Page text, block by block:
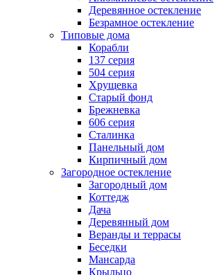
Деревянное остекление
Безрамное остекление
Типовые дома
Корабли
137 серия
504 серия
Хрущевка
Старый фонд
Брежневка
606 серия
Сталинка
Панельный дом
Кирпичный дом
Загородное остекление
Загородный дом
Коттедж
Дача
Деревянный дом
Веранды и террасы
Беседки
Мансарда
Крыльцо